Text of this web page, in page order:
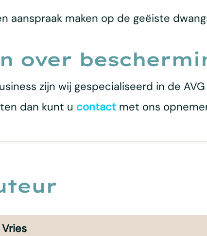
aanspraak maken op de geëiste
over
zijn wij gespecialiseerd in de
dan kunt u contactmet ons